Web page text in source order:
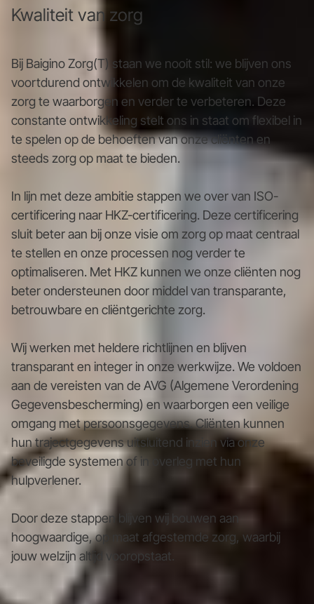
Kwaliteit van zorg
Bij Baigino Zorg(T) staan we nooit stil: we blijven ons
voortdurend ontwikkelen om de kwaliteit van onze
zorg te waarborgen en verder te verbeteren. Deze
constante ontwikkeling stelt ons in staat om flexibel in
te spelen op de behoeften van onze cliënten en
steeds zorg op maat te bieden.
In lijn met deze ambitie stappen we over van ISO-
certificering naar HKZ-certificering. Deze certificering
sluit beter aan bij onze visie om zorg op maat centraal
te stellen en onze processen nog verder te
optimaliseren. Met HKZ kunnen we onze cliënten nog
beter ondersteunen door middel van transparante,
betrouwbare en cliëntgerichte zorg.
Wij werken met heldere richtlijnen en blijven
transparant en integer in onze werkwijze. We voldoen
aan de vereisten van de AVG (Algemene Verordening
Gegevensbescherming) en waarborgen een veilige
omgang met persoonsgegevens. Cliënten kunnen
hun trajectgegevens uitsluitend inzien via onze
beveiligde systemen of in overleg met hun
hulpverlener.
Door deze stappen blijven wij bouwen aan
hoogwaardige, op maat afgestemde zorg, waarbij
jouw welzijn altijd vooropstaat.